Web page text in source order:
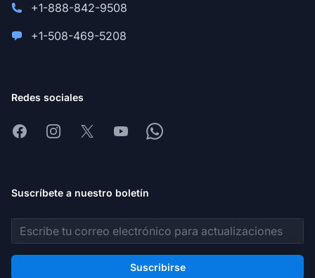
+1-888-842-9508
+1-508-469-5208
Redes sociales
FacebookInstagram
X YoutubeWhatsapp
Suscríbete a nuestro boletín
Dirección de correo electrónico
Suscribirse